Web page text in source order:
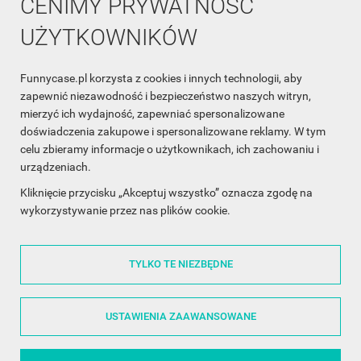
CENIMY PRYWATNOŚĆ
UŻYTKOWNIKÓW
Funnycase.pl korzysta z cookies i innych technologii, aby
zapewnić niezawodność i bezpieczeństwo naszych witryn,
mierzyć ich wydajność, zapewniać spersonalizowane
doświadczenia zakupowe i spersonalizowane reklamy. W tym
celu zbieramy informacje o użytkownikach, ich zachowaniu i
urządzeniach.
Kliknięcie przycisku „Akceptuj wszystko” oznacza zgodę na
wykorzystywanie przez nas plików cookie.
TYLKO TE NIEZBĘDNE
USTAWIENIA ZAAWANSOWANE
INFORMACJA O SKLEPIE
INFORMACJE
OBSŁUGA KLIENTA
WSPÓŁPRACA
ŚLEDŹ NAS NA FACEBOOKU
Made with❤in Poland